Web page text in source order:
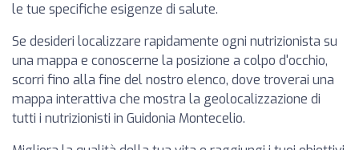
le tue specifiche esigenze di salute.
Se desideri localizzare rapidamente ogni nutrizionista su
una mappa e conoscerne la posizione a colpo d'occhio,
scorri fino alla fine del nostro elenco, dove troverai una
mappa interattiva che mostra la geolocalizzazione di
tutti i nutrizionisti in Guidonia Montecelio.